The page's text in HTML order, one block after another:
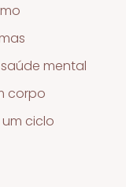
mental
corpo
ciclo